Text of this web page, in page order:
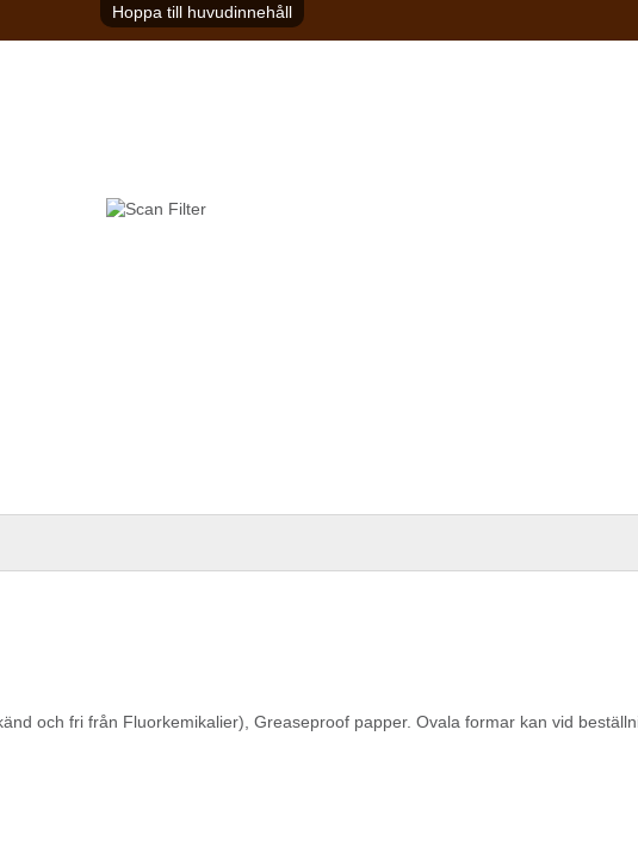
Hoppa till huvudinnehåll
och fri från Fluorkemikalier), Greaseproof papper. Ovala formar kan vid